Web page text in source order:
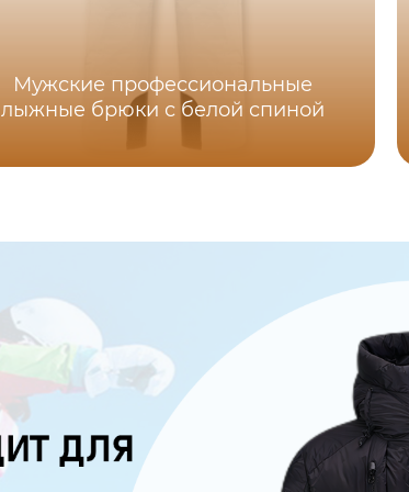
Мужские профессиональные
лыжные брюки с белой спиной